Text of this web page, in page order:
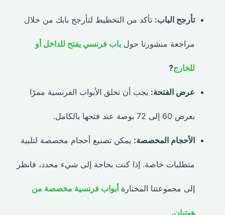
تأرجح الباب:تأكد من التخطيط لتأرجح بابك من خلال
مراجعة منشورنا حول باب فرنسي يفتح للداخل أو
للخارج ?
عرض الفتحة:يجب أن تخلق الأبواب الفرنسية ممرًا
بعرض 60 إلى 72 بوصة عند فتحها بالكامل.
الأحجام المخصصة:يمكن تصنيع أحجام مخصصة لتلبية
متطلبات خاصة. إذا كنت بحاجة إلى شيء محدد، فانظر
إلى مجموعتنا المختارة أبواب فرنسية مخصصة من
هوتيان.